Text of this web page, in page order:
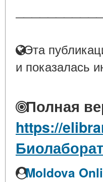
Эта
и показалась
Полная
https://
Moldova